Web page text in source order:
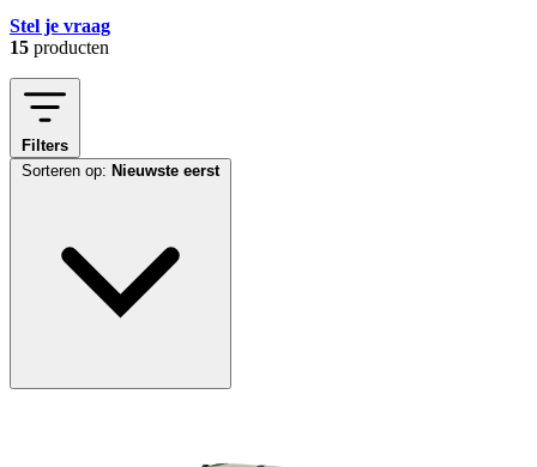
Stel je vraag
15 producten
Filters
Sorteren op: Nieuwste eerst